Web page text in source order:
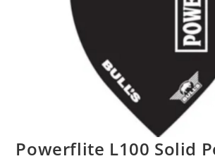
Powerflite L100 Solid